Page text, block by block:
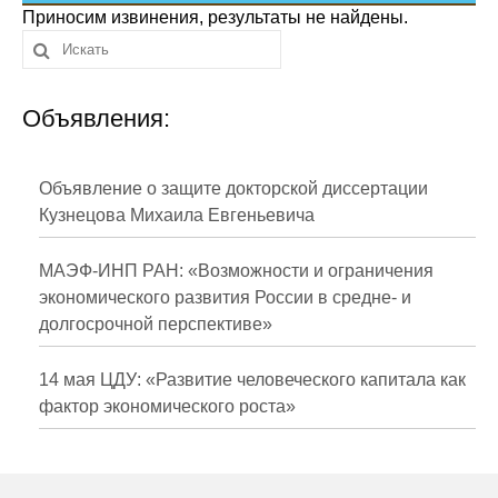
Сотрудники
Отчетность
Противодействие коррупции
Публикации
Научная жизнь
Издания
Проблемы прогнозирования
О журнале
Приносим извинения, результаты не найдены.
Объявления:
Объявление о защите докторской диссертации
Кузнецова Михаила Евгеньевича
МАЭФ-ИНП РАН: «Возможности и ограничения
экономического развития России в средне- и
долгосрочной перспективе»
14 мая ЦДУ: «Развитие человеческого капитала как
фактор экономического роста»